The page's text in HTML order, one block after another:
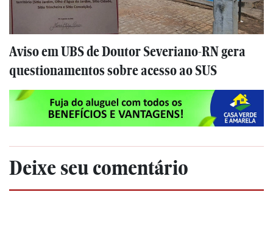
Aviso em UBS de Doutor Severiano-RN gera
questionamentos sobre acesso ao SUS
Deixe seu comentário